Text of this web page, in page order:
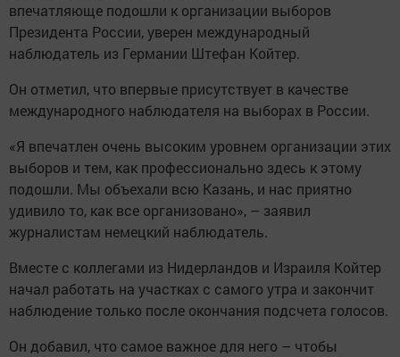
впечатляюще подошли к организации выборов
Президента России, уверен международный
наблюдатель из Германии Штефан Койтер.
Он отметил, что впервые присутствует в качестве
международного наблюдателя на выборах в России.
«Я впечатлен очень высоким уровнем организации этих
выборов и тем, как профессионально здесь к этому
подошли. Мы объехали всю Казань, и нас приятно
удивило то, как все организовано», – заявил
журналистам немецкий наблюдатель.
Вместе с коллегами из Нидерландов и Израиля Койтер
начал работать на участках с самого утра и закончит
наблюдение только после окончания подсчета голосов.
Он добавил, что самое важное для него – чтобы